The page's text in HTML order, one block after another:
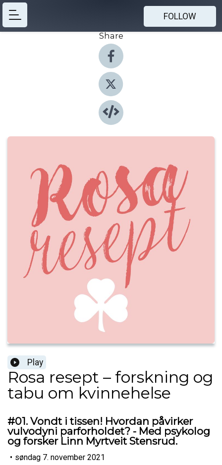
FOLLOW
Share
Play
Rosa resept – forskning og
tabu om kvinnehelse
#01. Vondt i tissen! Hvordan påvirker
vulvodyni parforholdet? - Med psykolog
og forsker Linn Myrtveit Stensrud.
• søndag 7. november 2021